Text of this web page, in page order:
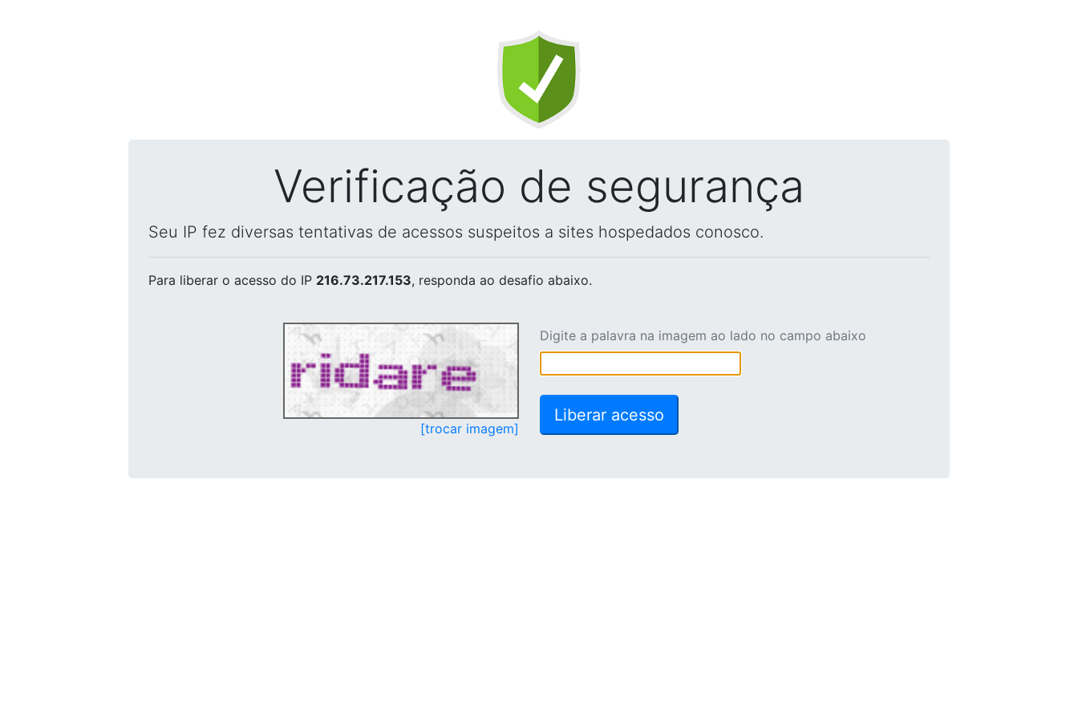
Verificação de segurança
Seu IP fez diversas tentativas de acessos suspeitos a sites hospedados conosco.
Para liberar o acesso do IP 216.73.217.153, responda ao desafio abaixo.
[trocar imagem]
Digite a palavra na imagem ao lado no campo abaixo